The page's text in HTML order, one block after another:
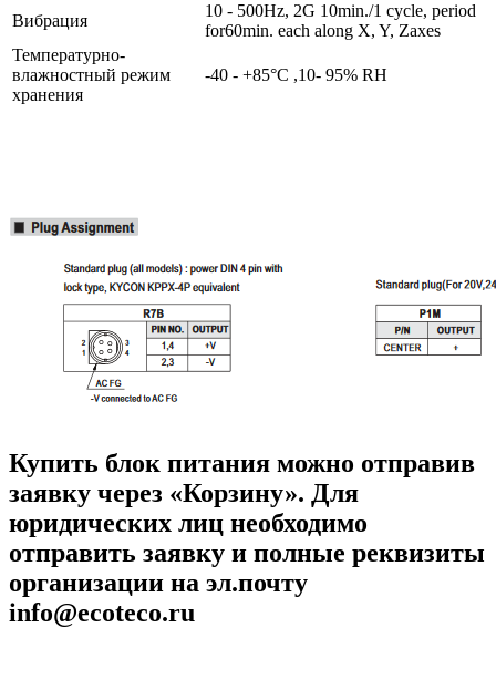
Вибрация
10 - 500Hz, 2G 10min./1 cycle, period
for60min. each along X, Y, Zaxes
Температурно-
влажностный режим
хранения
-40 - +85°C ,10- 95% RH
Купить блок питания можно отправив
заявку через «Корзину». Для
юридических лиц необходимо
отправить заявку и полные реквизиты
организации на эл.почту
info@ecoteco.ru